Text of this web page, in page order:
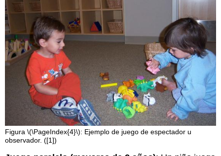
Figura \(\PageIndex{4}\): Ejemplo de juego de espectador u
observador. ([1])